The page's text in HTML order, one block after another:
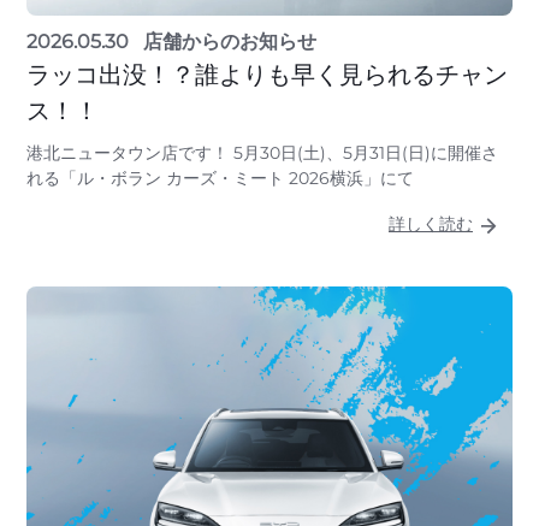
2026.05.30 店舗からのお知らせ
ラッコ出没！？誰よりも早く見られるチャン
ス！！
港北ニュータウン店です！ 5月30日(土)、5月31日(日)に開催さ
れる「ル・ボラン カーズ・ミート 2026横浜」にて
詳しく読む